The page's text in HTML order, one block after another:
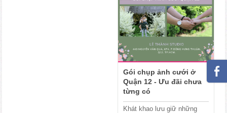
Gói chụp ảnh cưới ở
Quận 12 - Ưu đãi chưa
từng có
Khát khao lưu giữ những